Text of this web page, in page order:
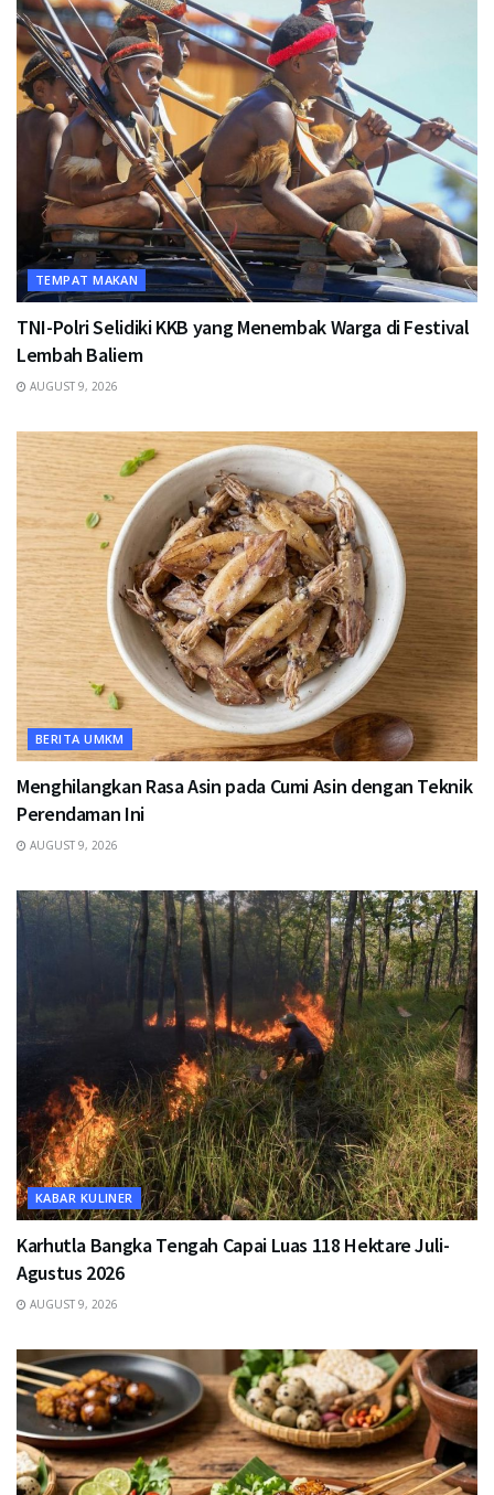
TEMPAT MAKAN
TNI-Polri Selidiki KKB yang Menembak Warga di Festival
Lembah Baliem
AUGUST 9, 2026
BERITA UMKM
Menghilangkan Rasa Asin pada Cumi Asin dengan Teknik
Perendaman Ini
AUGUST 9, 2026
KABAR KULINER
Karhutla Bangka Tengah Capai Luas 118 Hektare Juli-
Agustus 2026
AUGUST 9, 2026